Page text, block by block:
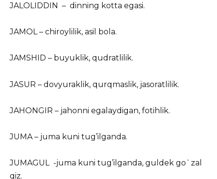
JALOLIDDIN – dinning kotta egasi.
JAMOL – chiroylilik, asil bola.
JAMSHID – buyuklik, qudratlilik.
JASUR – dovyuraklik, qurqmaslik, jasoratlilik.
JAHONGIR – jahonni egalaydigan, fotihlik.
JUMA – juma kuni tug’ilganda.
JUMAGUL -juma kuni tug’ilganda, guldek go`zal
qiz.